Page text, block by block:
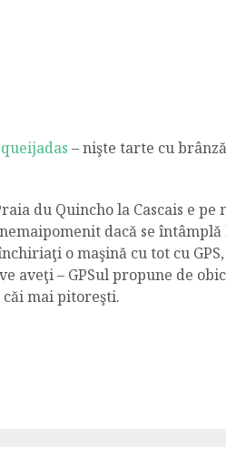
queijadas – nişte tarte cu
du Quincho la Cascais e pe
dacă se întâmplă
o maşină cu tot cu GPS,
aveţi – GPSul propune de
mai pitoreşti.